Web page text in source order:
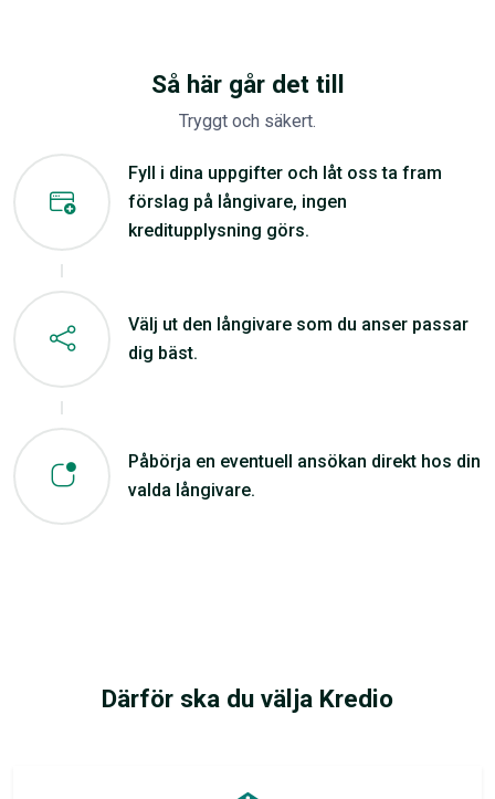
Så här går det till
Tryggt och säkert.
Fyll i dina uppgifter och låt oss ta fram
förslag på långivare, ingen
kreditupplysning görs.
Välj ut den långivare som du anser passar
dig bäst.
Påbörja en eventuell ansökan direkt hos din
valda långivare.
Därför ska du välja Kredio